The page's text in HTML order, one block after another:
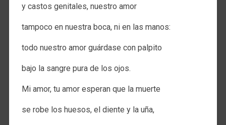
y castos genitales, nuestro amor
tampoco en nuestra boca, ni en las manos:
todo nuestro amor guárdase con palpito
bajo la sangre pura de los ojos.
Mi amor, tu amor esperan que la muerte
se robe los huesos, el diente y la uña,